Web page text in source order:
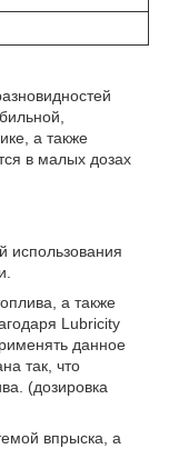
а также
в малых дозах
использования
а также
Lubricity
данное
так, что
(дозировка
впрыска, а